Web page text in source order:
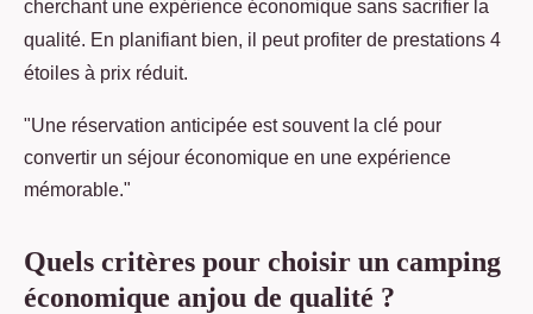
cherchant une expérience économique sans sacrifier la
qualité. En planifiant bien, il peut profiter de prestations 4
étoiles à prix réduit.
"Une réservation anticipée est souvent la clé pour
convertir un séjour économique en une expérience
mémorable."
Quels critères pour choisir un camping
économique anjou de qualité ?